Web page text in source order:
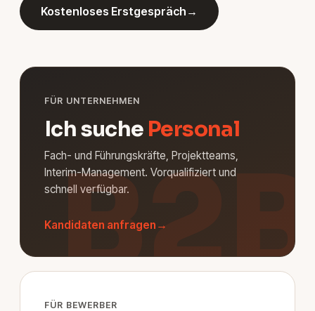
Kostenloses Erstgespräch →
FÜR UNTERNEHMEN
Ich suche Personal
Fach- und Führungskräfte, Projektteams,
Interim-Management. Vorqualifiziert und
schnell verfügbar.
Kandidaten anfragen →
B2B
FÜR BEWERBER